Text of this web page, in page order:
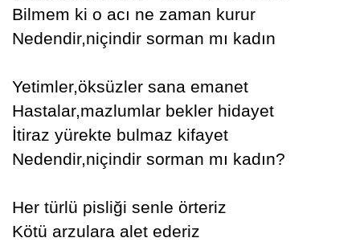
Bilmem ki o acı ne zaman kurur
Nedendir,niçindir sorman mı kadın
Yetimler,öksüzler sana emanet
Hastalar,mazlumlar bekler hidayet
İtiraz yürekte bulmaz kifayet
Nedendir,niçindir sorman mı kadın?
Her türlü pisliği senle örteriz
Kötü arzulara alet ederiz